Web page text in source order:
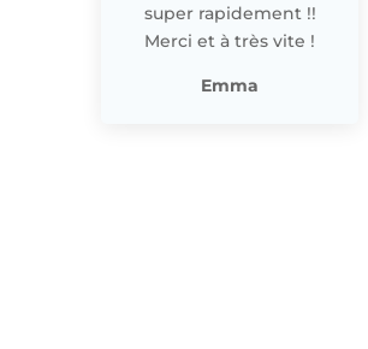
super rapidement !!
Merci et à très vite !
Emma